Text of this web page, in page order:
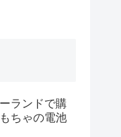
ランドで購
ちゃの電池